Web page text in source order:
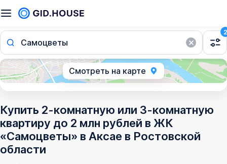
Самоцветы
2
Смотреть на карте
Купить 2-комнатную или 3-комнатную
квартиру до 2 млн рублей в ЖК
«Самоцветы» в Аксае в Ростовской
области